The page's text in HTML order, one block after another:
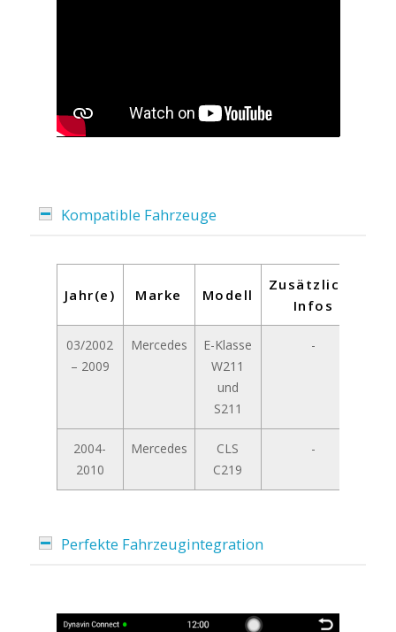
Kompatible Fahrzeuge
Jahr(e) Marke Modell
Zusätzliche
Infos
03/2002
– 2009
Mercedes
E-Klasse
W211
und
S211
-
2004-
2010
Mercedes
CLS
C219
-
Perfekte Fahrzeugintegration